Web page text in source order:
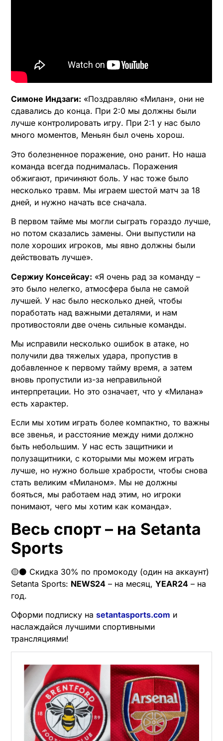
Симоне Индзаги: «Поздравляю «Милан», они не
сдавались до конца. При 2:0 мы должны были
лучше контролировать игру. При 2:1 у нас было
много моментов, Меньян был очень хорош.
Это болезненное поражение, оно ранит. Но наша
команда всегда поднималась. Поражения
обжигают, причиняют боль. У нас тоже было
несколько травм. Мы играем шестой матч за 18
дней, и нужно начать все сначала.
В первом тайме мы могли сыграть гораздо лучше,
но потом сказались замены. Они выпустили на
поле хороших игроков, мы явно должны были
действовать лучше».
Сержиу Консейсау: «Я очень рад за команду –
это было нелегко, атмосфера была не самой
лучшей. У нас было несколько дней, чтобы
поработать над важными деталями, и нам
противостояли две очень сильные команды.
Мы исправили несколько ошибок в атаке, но
получили два тяжелых удара, пропустив в
добавленное к первому тайму время, а затем
вновь пропустили из-за неправильной
интерпретации. Но это означает, что у «Милана»
есть характер.
Если мы хотим играть более компактно, то важны
все звенья, и расстояние между ними должно
быть небольшим. У нас есть защитники и
полузащитники, с которыми мы можем играть
лучше, но нужно больше храбрости, чтобы снова
стать великим «Миланом». Мы не должны
бояться, мы работаем над этим, но игроки
понимают, чего мы хотим как команда».
Весь спорт – на Setanta
Sports
🟡⚫️ Скидка 30% по промокоду (один на аккаунт)
Setanta Sports: NEWS24 – на месяц, YEAR24 – на
год.
Оформи подписку на setantasports.com и
наслаждайся лучшими спортивными
трансляциями!